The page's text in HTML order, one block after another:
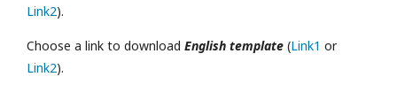
Link2).
Choose a link to download English template (Link1 or
Link2).